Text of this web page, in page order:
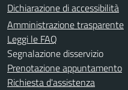
Dichiarazione di accessibilità
Amministrazione trasparente
Leggi le FAQ
Segnalazione disservizio
Prenotazione appuntamento
Richiesta d'assistenza